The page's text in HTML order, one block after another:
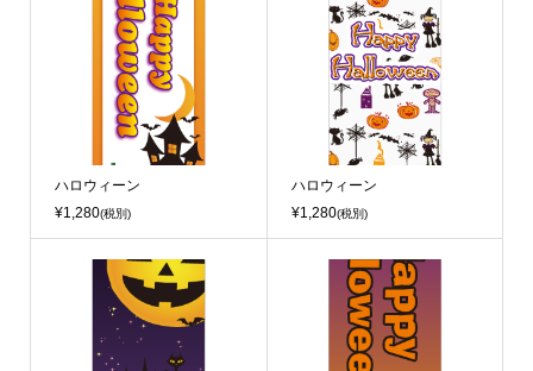
ハロウィーン
¥1,280(税別)
ハロウィーン
¥1,280(税別)